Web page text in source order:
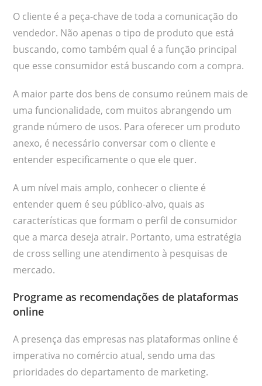
O cliente é a peça-chave de toda a comunicação do
vendedor. Não apenas o tipo de produto que está
buscando, como também qual é a função principal
que esse consumidor está buscando com a compra.
A maior parte dos bens de consumo reúnem mais de
uma funcionalidade, com muitos abrangendo um
grande número de usos. Para oferecer um produto
anexo, é necessário conversar com o cliente e
entender especificamente o que ele quer.
A um nível mais amplo, conhecer o cliente é
entender quem é seu público-alvo, quais as
características que formam o perfil de consumidor
que a marca deseja atrair. Portanto, uma estratégia
de cross selling une atendimento à pesquisas de
mercado.
Programe as recomendações de plataformas
online
A presença das empresas nas plataformas online é
imperativa no comércio atual, sendo uma das
prioridades do departamento de marketing.